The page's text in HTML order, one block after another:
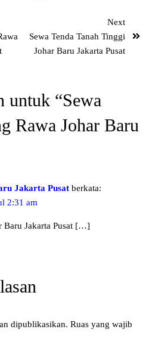
Next
Sewa Tenda Tanah Tinggi
Johar Baru Jakarta Pusat
untuk “Sewa
Rawa Johar Baru
Jakarta Pusat berkata:
2:31 am
Jakarta Pusat […]
dipublikasikan. Ruas yang wajib